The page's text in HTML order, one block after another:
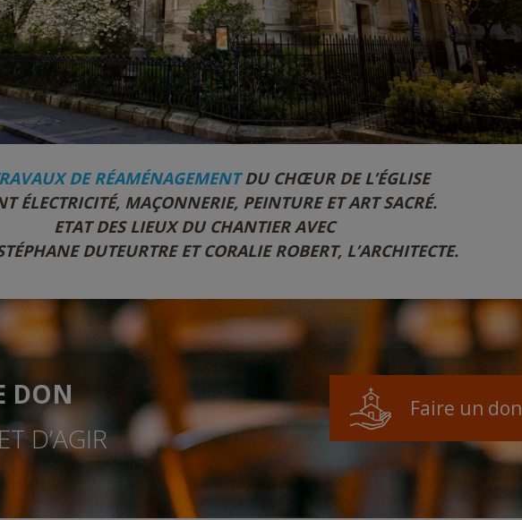
DE RÉAMÉNAGEMENTDU CHŒUR DE L’ÉGLISE
ÉLECTRICITÉ, MAÇONNERIE, PEINTURE ET ART SACRÉ.
ETAT DES LIEUX DU CHANTIER AVEC
DUTEURTRE ET CORALIE ROBERT, L’ARCHITECTE.
DON
D’AGIR
Faire un don